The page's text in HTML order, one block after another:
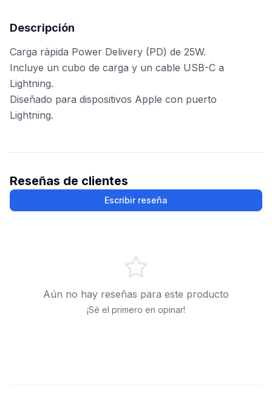
Descripción
Carga rápida Power Delivery (PD) de 25W.
Incluye un cubo de carga y un cable USB-C a
Lightning.
Diseñado para dispositivos Apple con puerto
Lightning.
Reseñas de clientes
Escribir reseña
Aún no hay reseñas para este producto
¡Sé el primero en opinar!